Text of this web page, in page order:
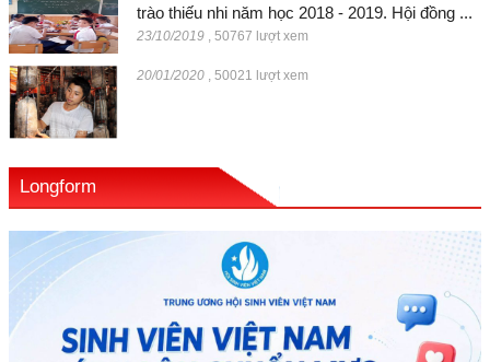
trào thiếu nhi năm học 2018 - 2019. Hội đồng ...
23/10/2019 50767 lượt xem
20/01/2020 50021 lượt xem
Longform